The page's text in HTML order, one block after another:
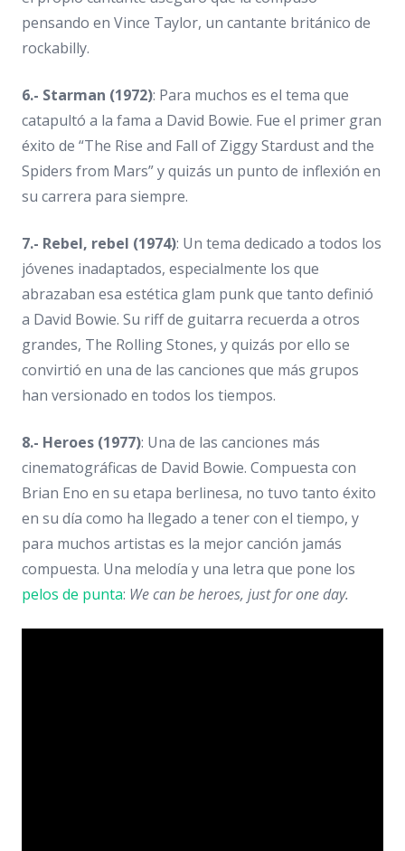
pensando en Vince Taylor, un cantante británico de
rockabilly.
6.- Starman (1972): Para muchos es el tema que
catapultó a la fama a David Bowie. Fue el primer gran
éxito de “The Rise and Fall of Ziggy Stardust and the
Spiders from Mars” y quizás un punto de inflexión en
su carrera para siempre.
7.- Rebel, rebel (1974): Un tema dedicado a todos los
jóvenes inadaptados, especialmente los que
abrazaban esa estética glam punk que tanto definió
a David Bowie. Su riff de guitarra recuerda a otros
grandes, The Rolling Stones, y quizás por ello se
convirtió en una de las canciones que más grupos
han versionado en todos los tiempos.
8.- Heroes (1977): Una de las canciones más
cinematográficas de David Bowie. Compuesta con
Brian Eno en su etapa berlinesa, no tuvo tanto éxito
en su día como ha llegado a tener con el tiempo, y
para muchos artistas es la mejor canción jamás
compuesta. Una melodía y una letra que pone los
pelos de punta: We can be heroes, just for one day.